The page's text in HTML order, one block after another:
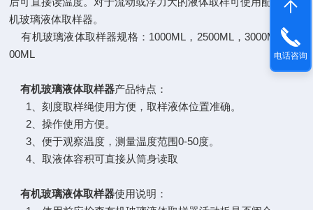
机玻璃液体取样器。
有机玻璃液体取样器规格：1000ML，2500ML，3000ML，50
00ML
有机玻璃液体取样器产品特点：
1、刻度取样绳使用方便，取样液体位置准确。
2、操作使用方便。
3、便于观察温度，测量温度范围0-50度。
4、取液体容积可直接从筒身读取
有机玻璃液体取样器使用说明：
电话咨询